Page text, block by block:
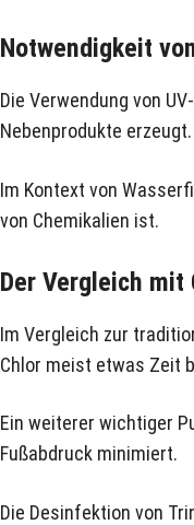
Notwendigkeit
Die Verwendung von
Nebenprodukte
Im Kontext von
von Chemikalien ist.
Der Vergleich
Im Vergleich zur
Chlor meist etwas Zeit
Ein weiterer wichtiger
Fußabdruck minimiert.
Die Desinfektion von